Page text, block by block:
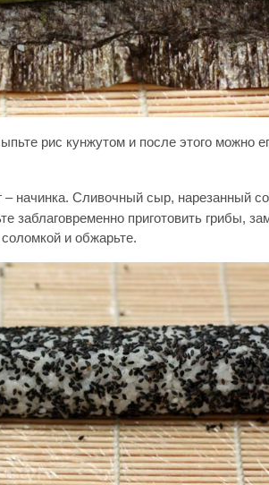
рис кунжутом и после этого можно
начинка. Сливочный сыр, нарезанный
заблаговременно приготовить грибы,
и обжарьте.